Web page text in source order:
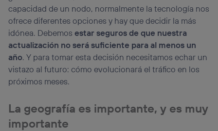
capacidad de un nodo, normalmente la tecnología nos
ofrece diferentes opciones y hay que decidir la más
idónea. Debemosestar seguros de que nuestra
actualización no será suficiente para al menos un
año. Y para tomar esta decisión necesitamos echar un
vistazo al futuro: cómo evolucionará el tráfico en los
próximos meses.
La geografía es importante, y es muy
importante